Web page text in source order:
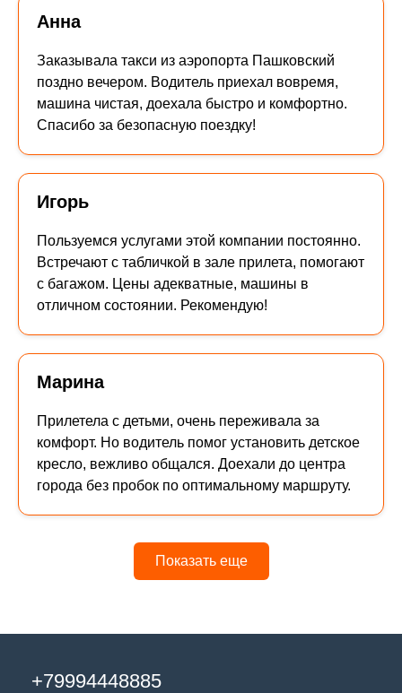
Анна
Заказывала такси из аэропорта Пашковский
поздно вечером. Водитель приехал вовремя,
машина чистая, доехала быстро и комфортно.
Спасибо за безопасную поездку!
Игорь
Пользуемся услугами этой компании постоянно.
Встречают с табличкой в зале прилета, помогают
с багажом. Цены адекватные, машины в
отличном состоянии. Рекомендую!
Марина
Прилетела с детьми, очень переживала за
комфорт. Но водитель помог установить детское
кресло, вежливо общался. Доехали до центра
города без пробок по оптимальному маршруту.
Показать еще
+79994448885